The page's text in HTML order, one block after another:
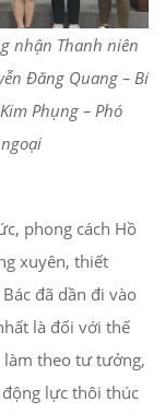
nhận Thanh niên
Đăng Quang – Bí
Phụng – Phó
phong cách Hồ
xuyên, thiết
đã dần đi vào
là đối với thế
làm theo tư tưởng,
lực thôi thúc